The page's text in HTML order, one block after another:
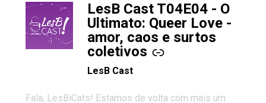
LesB Cast T04E04 - O
Ultimato: Queer Love -
amor, caos e surtos
coletivos
-
LesB Cast
Fala, LesBiCats! Estamos de volta com mais um